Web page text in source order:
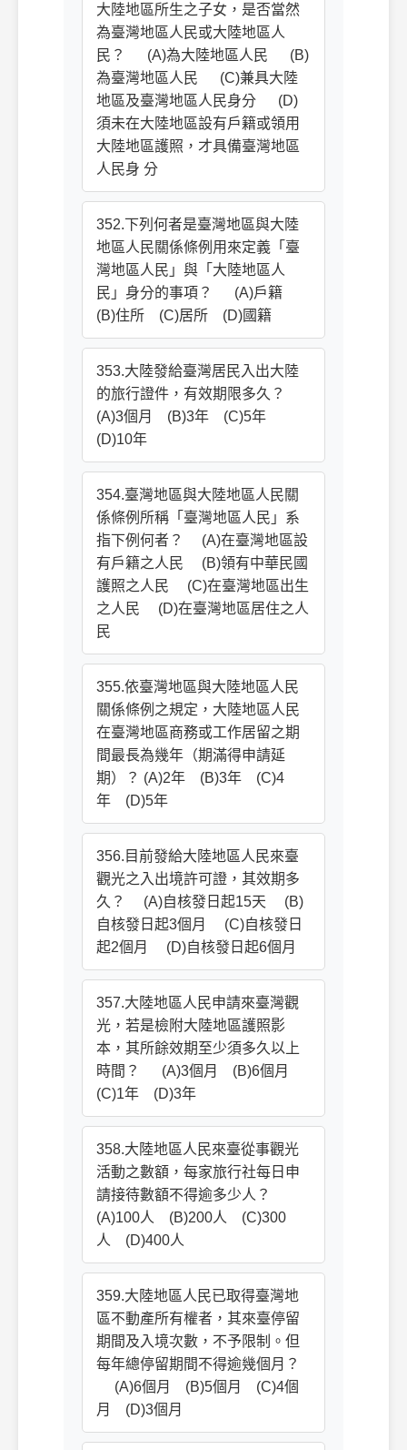
大陸地區所生之子女，是否當然
為臺灣地區人民或大陸地區人
民？ (A)為大陸地區人民 (B)
為臺灣地區人民 (C)兼具大陸
地區及臺灣地區人民身分 (D)
須未在大陸地區設有戶籍或領用
大陸地區護照，才具備臺灣地區
人民身 分
352.下列何者是臺灣地區與大陸
地區人民關係條例用來定義「臺
灣地區人民」與「大陸地區人
民」身分的事項？ (A)戶籍
(B)住所 (C)居所 (D)國籍
353.大陸發給臺灣居民入出大陸
的旅行證件，有效期限多久？
(A)3個月 (B)3年 (C)5年
(D)10年
354.臺灣地區與大陸地區人民關
係條例所稱「臺灣地區人民」系
指下例何者？ (A)在臺灣地區設
有戶籍之人民 (B)領有中華民國
護照之人民 (C)在臺灣地區出生
之人民 (D)在臺灣地區居住之人
民
355.依臺灣地區與大陸地區人民
關係條例之規定，大陸地區人民
在臺灣地區商務或工作居留之期
間最長為幾年（期滿得申請延
期）？ (A)2年 (B)3年 (C)4
年 (D)5年
356.目前發給大陸地區人民來臺
觀光之入出境許可證，其效期多
久？ (A)自核發日起15天 (B)
自核發日起3個月 (C)自核發日
起2個月 (D)自核發日起6個月
357.大陸地區人民申請來臺灣觀
光，若是檢附大陸地區護照影
本，其所餘效期至少須多久以上
時間？ (A)3個月 (B)6個月
(C)1年 (D)3年
358.大陸地區人民來臺從事觀光
活動之數額，每家旅行社每日申
請接待數額不得逾多少人？
(A)100人 (B)200人 (C)300
人 (D)400人
359.大陸地區人民已取得臺灣地
區不動產所有權者，其來臺停留
期間及入境次數，不予限制。但
每年總停留期間不得逾幾個月？
(A)6個月 (B)5個月 (C)4個
月 (D)3個月